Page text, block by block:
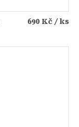
690 Kč / ks